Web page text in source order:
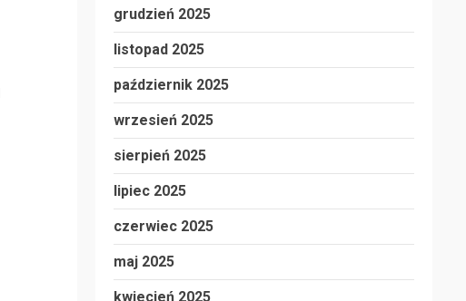
grudzień 2025
listopad 2025
październik 2025
wrzesień 2025
sierpień 2025
lipiec 2025
czerwiec 2025
maj 2025
kwiecień 2025